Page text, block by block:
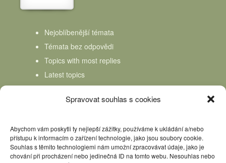
Spravovat souhlas s cookies
Abychom vám poskytli ty nejlepší zážitky, používáme k ukládání a/nebo
přístupu k informacím o zařízení technologie, jako jsou soubory cookie.
Souhlas s těmito technologiemi nám umožní zpracovávat údaje, jako je
chování při procházení nebo jedinečná ID na tomto webu. Nesouhlas nebo
Nejoblíbenější témata
Témata bez odpovědi
Topics with most replies
Latest topics
Topics Freshness